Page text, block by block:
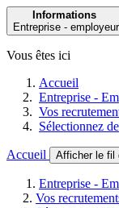
Informations
Entreprise - employeur
Vous êtes ici
Accueil
Entreprise -
Vos
Sélectionnez
Accueil Afficher le fil
Entreprise -
Vos